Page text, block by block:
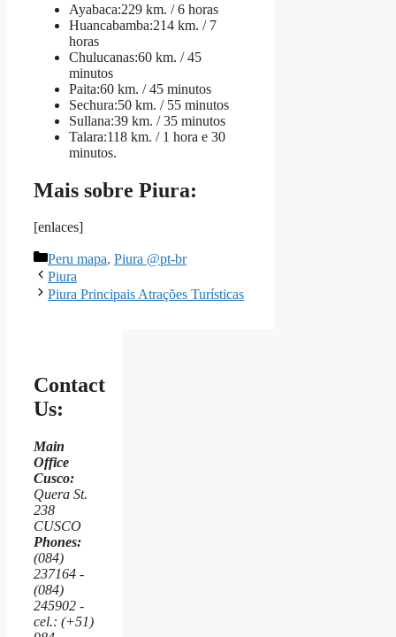
Ayabaca:229 km. / 6 horas
Huancabamba:214 km. / 7
horas
Chulucanas:60 km. / 45
minutos
Paita:60 km. / 45 minutos
Sechura:50 km. / 55 minutos
Sullana:39 km. / 35 minutos
Talara:118 km. / 1 hora e 30
minutos.
Mais sobre Piura:
[enlaces]
Categorías
Peru mapa, Piura @pt-br
Piura
Piura Principais Atrações Turísticas
Contact
Us:
Main
Office
Cusco:
Quera St.
238
CUSCO
Phones:
(084)
237164 -
(084)
245902 -
cel.: (+51)